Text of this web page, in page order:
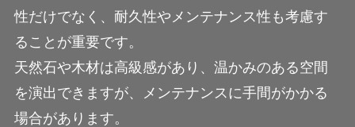
性だけでなく、耐久性やメンテナンス性も考慮す
ることが重要です。
天然石や木材は高級感があり、温かみのある空間
を演出できますが、メンテナンスに手間がかかる
場合があります。